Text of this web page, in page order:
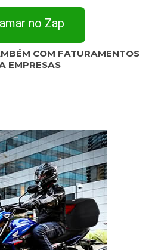
no Zap
COM FATURAMENTOS
EMPRESAS